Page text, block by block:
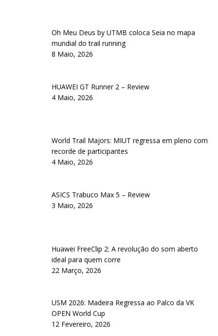
Oh Meu Deus by UTMB coloca Seia no mapa
mundial do trail running
8 Maio, 2026
HUAWEI GT Runner 2 – Review
4 Maio, 2026
World Trail Majors: MIUT regressa em pleno com
recorde de participantes
4 Maio, 2026
ASICS Trabuco Max 5 – Review
3 Maio, 2026
Huawei FreeClip 2: A revolução do som aberto
ideal para quem corre
22 Março, 2026
USM 2026: Madeira Regressa ao Palco da VK
OPEN World Cup
12 Fevereiro, 2026